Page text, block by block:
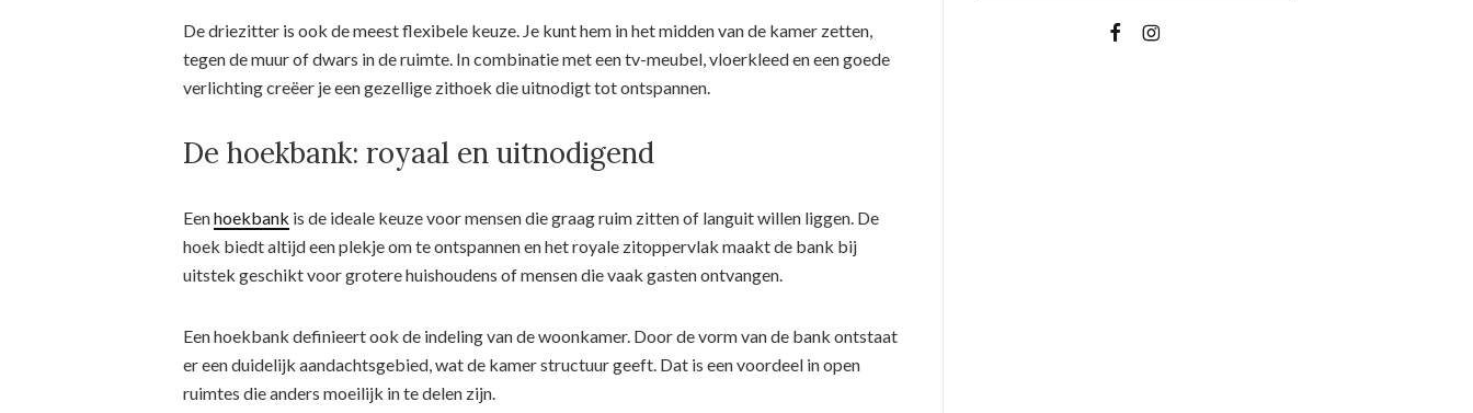
De driezitter is ook de meest flexibele keuze. Je kunt hem in het midden van de kamer zetten,
tegen de muur of dwars in de ruimte. In combinatie met een tv-meubel, vloerkleed en een goede
verlichting creëer je een gezellige zithoek die uitnodigt tot ontspannen.
De hoekbank: royaal en uitnodigend
Eenhoekbank is de ideale keuze voor mensen die graag ruim zitten of languit willen liggen. De
hoek biedt altijd een plekje om te ontspannen en het royale zitoppervlak maakt de bank bij
uitstek geschikt voor grotere huishoudens of mensen die vaak gasten ontvangen.
Een hoekbank definieert ook de indeling van de woonkamer. Door de vorm van de bank ontstaat
er een duidelijk aandachtsgebied, wat de kamer structuur geeft. Dat is een voordeel in open
ruimtes die anders moeilijk in te delen zijn.